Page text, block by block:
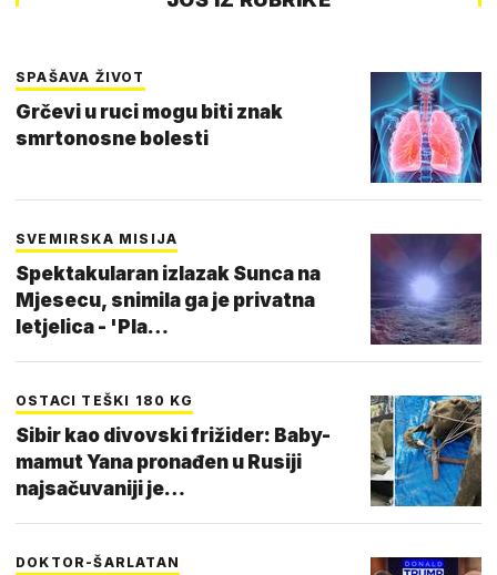
SPAŠAVA ŽIVOT
Grčevi u ruci mogu biti znak
smrtonosne bolesti
SVEMIRSKA MISIJA
Spektakularan izlazak Sunca na
Mjesecu, snimila ga je privatna
letjelica - 'Pla…
OSTACI TEŠKI 180 KG
Sibir kao divovski frižider: Baby-
mamut Yana pronađen u Rusiji
najsačuvaniji je…
DOKTOR-ŠARLATAN